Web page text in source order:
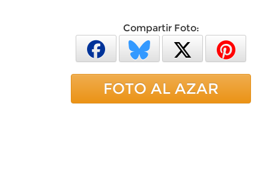
Compartir Foto:
FOTO AL AZAR